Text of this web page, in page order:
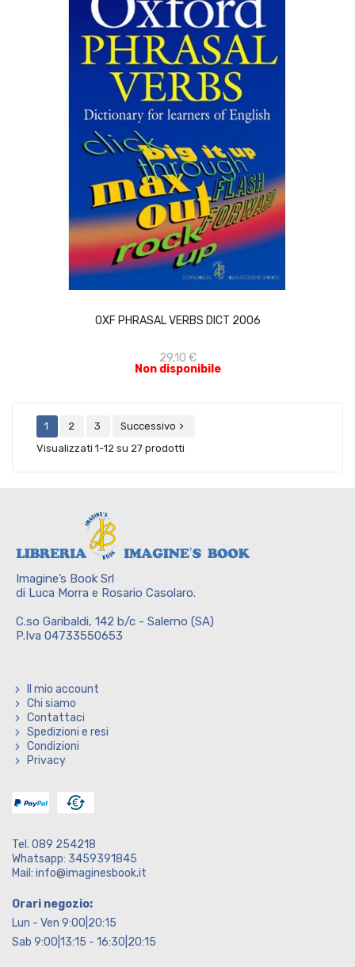
OXF PHRASAL VERBS DICT 2006
29,10 €
Non disponibile
1 2 3 Successivo 
Visualizzati 1-12 su 27 prodotti
Imagine’s Book Srl
di Luca Morra e Rosario Casolaro.
C.so Garibaldi, 142 b/c - Salerno (SA)
P.Iva 04733550653
Il mio account
Chi siamo
Contattaci
Spedizioni e resi
Condizioni
Privacy
Tel. 089 254218
Whatsapp: 3459391845
Mail: info@imaginesbook.it
Orari negozio:
Lun - Ven 9:00|20:15
Sab 9:00|13:15 - 16:30|20:15